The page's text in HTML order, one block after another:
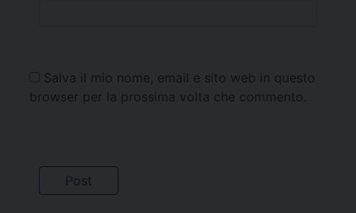
Salva il mio nome, email e sito web in questo
browser per la prossima volta che commento.